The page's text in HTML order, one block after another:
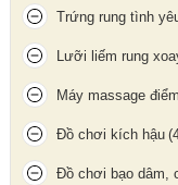
Trứng rung tình
Lưỡi liếm rung
Máy massage
Đồ chơi kích hậu
Đồ chơi bạo dâm,